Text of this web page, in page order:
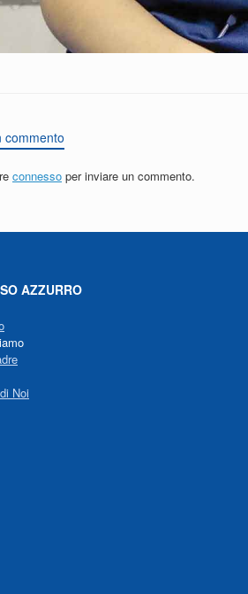
commento
connesso per inviare un commento.
AZZURRO
Noi